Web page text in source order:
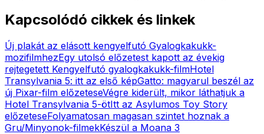
Kapcsolódó cikkek és linkek
Új plakát az elásott kengyelfutó Gyalogkakukk-
mozifilmhezEgy utolsó előzetest kapott az évekig
rejtegetett Kengyelfutó gyalogkakukk-filmHotel
Transylvania 5: itt az első képGatto: magyarul beszél az
új Pixar-film előzeteseVégre kiderült, mikor láthatjuk a
Hotel Transylvania 5-ötItt az Asylumos Toy Story
előzeteseFolyamatosan magasan szintet hoznak a
Gru/Minyonok-filmekKészül a Moana 3